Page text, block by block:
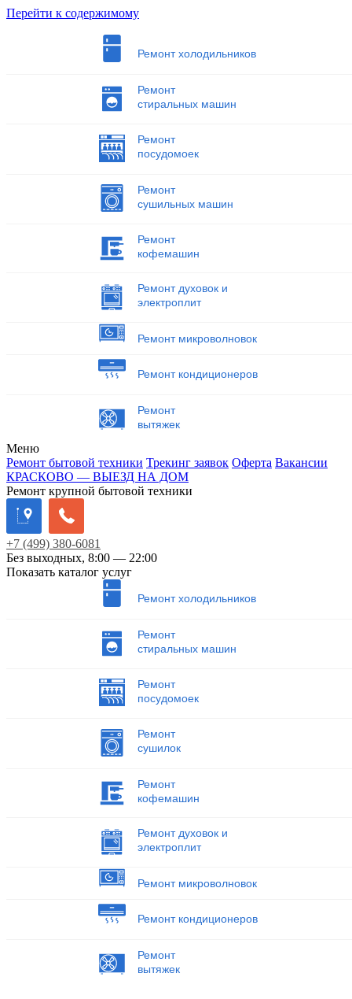
Перейти к содержимому
Ремонт холодильников
Ремонт
стиральных машин
Ремонт
посудомоек
Ремонт
сушильных машин
Ремонт
кофемашин
Ремонт духовок и
электроплит
Ремонт микроволновок
Ремонт кондиционеров
Ремонт
вытяжек
Меню
Ремонт бытовой техники Трекинг заявок Оферта Вакансии
КРАСКОВО — ВЫЕЗД НА ДОМ
Ремонт крупной бытовой техники
+7 (499) 380-6081
Без выходных, 8:00 — 22:00
Показать каталог услуг
Ремонт холодильников
Ремонт
стиральных машин
Ремонт
посудомоек
Ремонт
сушилок
Ремонт
кофемашин
Ремонт духовок и
электроплит
Ремонт микроволновок
Ремонт кондиционеров
Ремонт
вытяжек